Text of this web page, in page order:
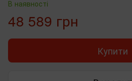
В наявності
48 589 грн
Купити